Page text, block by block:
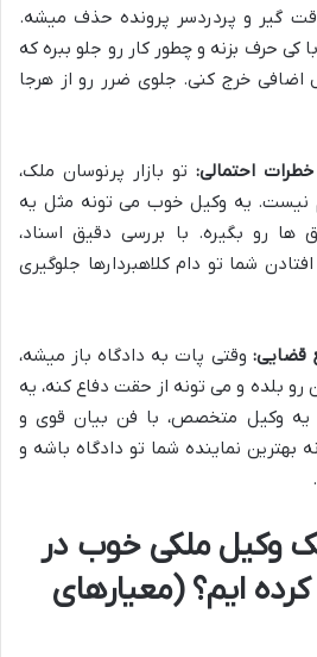
گیر و پردردسر پرونده حذف میشه.
کی حرف بزنه و چطور کار رو جلو ببره که
اضافی خرج کنی. جلوی ضرر رو از هرجا
احتمالی: تو بازار پرنوسان ملک،
نیست. یه وکیل خوب می تونه مثل یه
رو بگیره. با بررسی دقیق اسناد،
شما تو دام کلاهبردارها جلوگیری
قضایی: وقتی پات به دادگاه باز میشه،
رو بلده و می تونه از حقت دفاع کنه، یه
وکیل متخصص، با فن بیان قوی و
بهترین نماینده شما تو دادگاه باشه و
وکیل ملکی خوب در
ایم؟ (معیارهای